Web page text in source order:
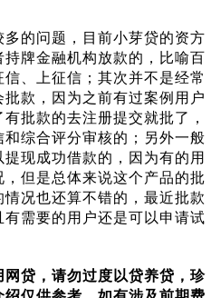
的问题，目前小芽贷的资方
牌金融机构放款的，比喻百
、上征信；其次并不是经常
款，因为之前有过案例用户
批款的去注册提交就批了，
综合评分审核的；另外一般
现成功借款的，因为有的用
但是总体来说这个产品的批
况也还算不错的，最近批款
需要的用户还是可以申请试
贷，请勿过度以贷养贷，珍